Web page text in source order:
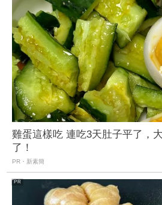
雞蛋這樣吃 連吃3天肚子平了，
了！
PR・新素簡